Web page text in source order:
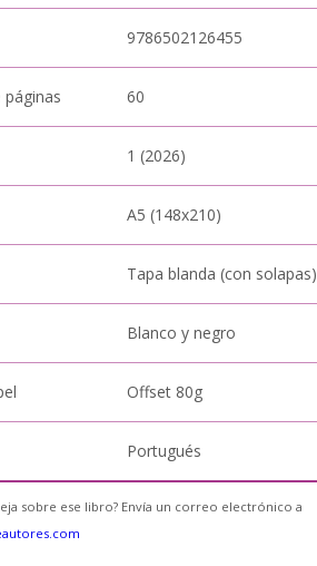
9786502126455
60
1 (2026)
A5 (148x210)
Tapa blanda (con solapas)
Blanco y negro
Offset 80g
Portugués
sobre ese libro? Envía un correo electrónico a